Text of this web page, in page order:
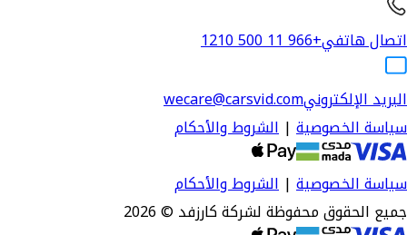
اتصال هاتفي+966 11 500 1210
البريد الإلكترونيwecare@carsvid.com
سياسة الخصوصية | الشروط والأحكام
سياسة الخصوصية | الشروط والأحكام
جميع الحقوق محفوظة لشركة كارزفد © 2026